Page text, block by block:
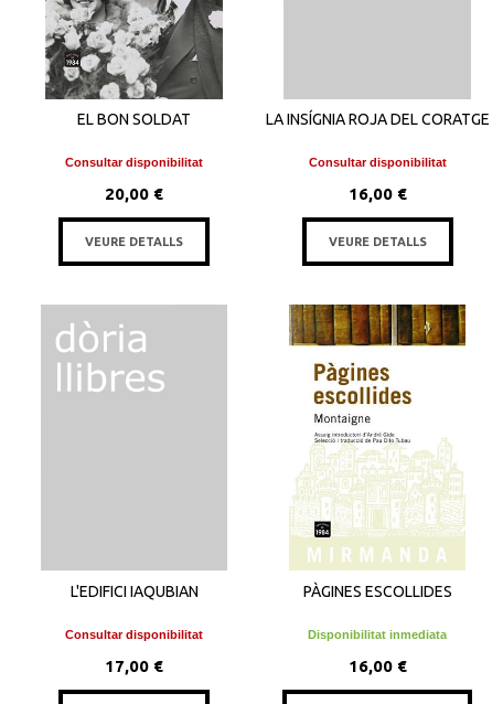
EL BON SOLDAT
Consultar disponibilitat
20,00 €
VEURE DETALLS
LA INSÍGNIA ROJA DEL CORATGE
Consultar disponibilitat
16,00 €
VEURE DETALLS
L'EDIFICI IAQUBIAN
Consultar disponibilitat
17,00 €
PÀGINES ESCOLLIDES
Disponibilitat inmediata
16,00 €